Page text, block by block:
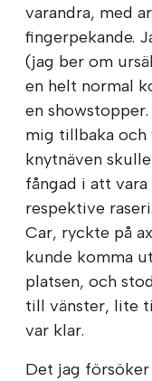
varandra, med
fingerpekande.
(jag ber om
en helt normal
en
mig tillbaka och
knytnäven
fångad i att
respektive
Car, ryckte på
kunde komma
platsen, och
till vänster, lite
var klar.
Det jag försöker